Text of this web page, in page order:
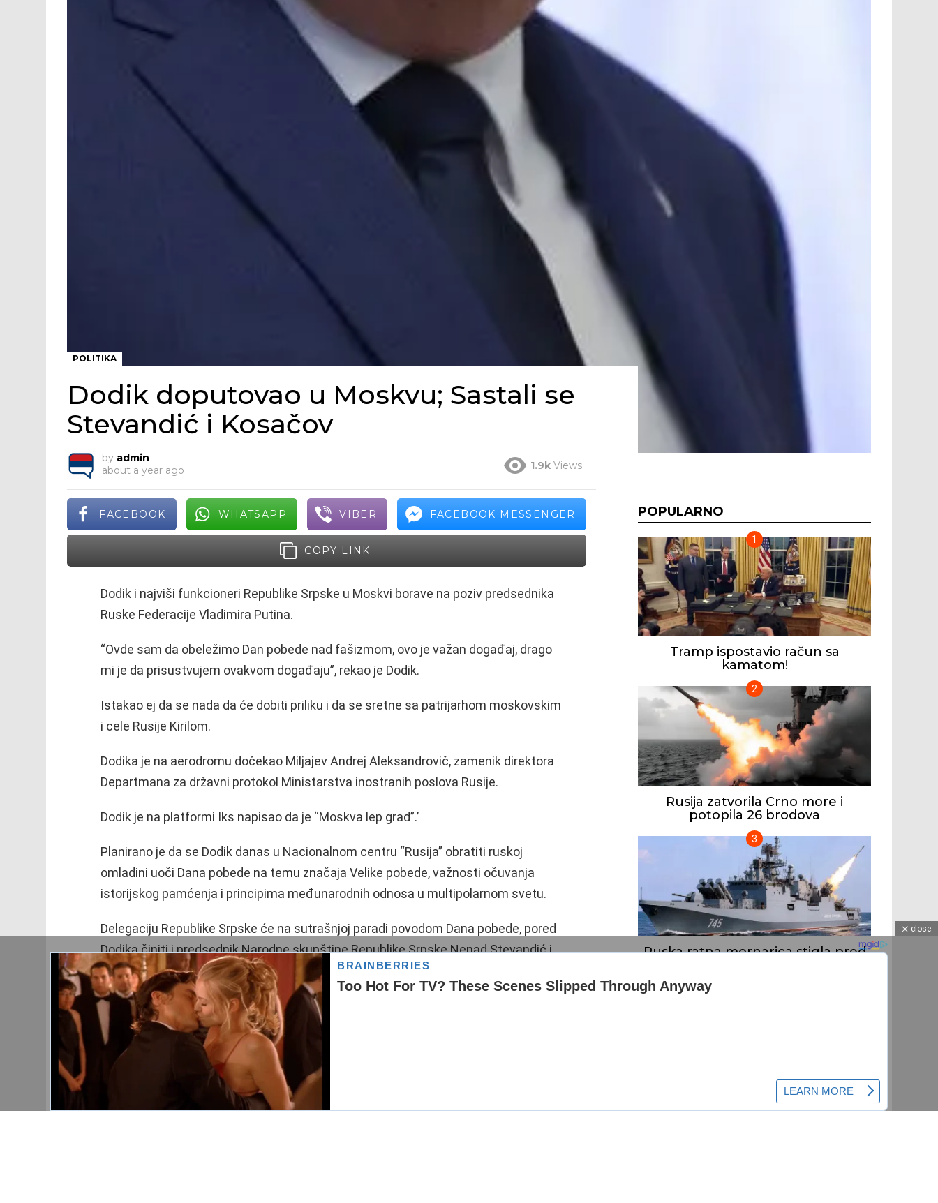
POLITIKA
Dodik doputovao u Moskvu; Sastali se
Stevandić i Kosačov
by admin
about a year ago
1.9k Views
FACEBOOK WHATSAPP VIBER FACEBOOK MESSENGER
COPY LINK
Dodik i najviši funkcioneri Republike Srpske u Moskvi borave na poziv predsednika
Ruske Federacije Vladimira Putina.
“Ovde sam da obeležimo Dan pobede nad fašizmom, ovo je važan događaj, drago
mi je da prisustvujem ovakvom događaju”, rekao je Dodik.
Istakao ej da se nada da će dobiti priliku i da se sretne sa patrijarhom moskovskim
i cele Rusije Kirilom.
Dodika je na aerodromu dočekao Miljajev Andrej Aleksandrovič, zamenik direktora
Departmana za državni protokol Ministarstva inostranih poslova Rusije.
Dodik je na platformi Iks napisao da je “Moskva lep grad”.’
Planirano je da se Dodik danas u Nacionalnom centru “Rusija” obratiti ruskoj
omladini uoči Dana pobede na temu značaja Velike pobede, važnosti očuvanja
istorijskog pamćenja i principima međunarodnih odnosa u multipolarnom svetu.
Delegaciju Republike Srpske će na sutrašnjoj paradi povodom Dana pobede, pored
Dodika činiti i predsednik Narodne skupštine Republike Srpske Nenad Stevandić i
presedavajuća i srpski član Predsedništva BiH Željka Cvijanović.
Sastali se Stevandić i Kosačov
Predsednik Narodne skupštine Republike Srpske Nenad Stevandić sastao se
danas u Moskvi sa zamenikom predsednika Saveta
Federacije Rusije Konstatinom Kosačovom sa kojim je razgovarao o bilateralnim
POPULARNO
Tramp ispostavio račun sa
kamatom!
Rusija zatvorila Crno more i
potopila 26 brodova
Ruska ratna mornarica stigla pred
close